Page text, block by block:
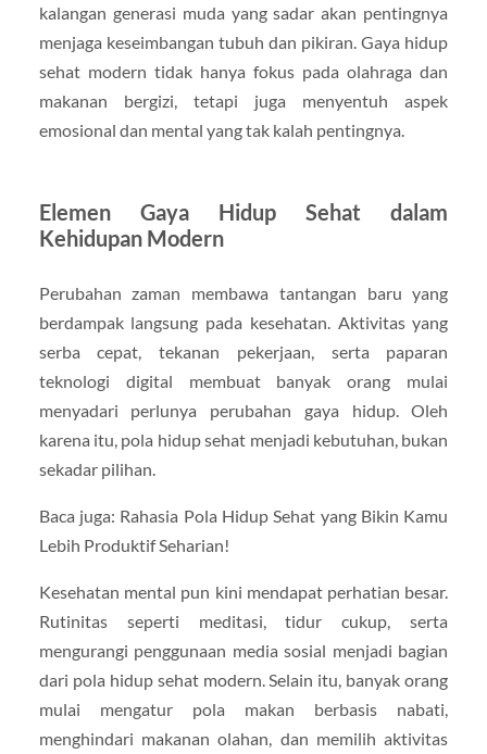
kalangan generasi muda yang sadar akan pentingnya
menjaga keseimbangan tubuh dan pikiran. Gaya hidup
sehat modern tidak hanya fokus pada olahraga dan
makanan bergizi, tetapi juga menyentuh aspek
emosional dan mental yang tak kalah pentingnya.
Elemen Gaya Hidup Sehat dalam
Kehidupan Modern
Perubahan zaman membawa tantangan baru yang
berdampak langsung pada kesehatan. Aktivitas yang
serba cepat, tekanan pekerjaan, serta paparan
teknologi digital membuat banyak orang mulai
menyadari perlunya perubahan gaya hidup. Oleh
karena itu, pola hidup sehat menjadi kebutuhan, bukan
sekadar pilihan.
Baca juga: Rahasia Pola Hidup Sehat yang Bikin Kamu
Lebih Produktif Seharian!
Kesehatan mental pun kini mendapat perhatian besar.
Rutinitas seperti meditasi, tidur cukup, serta
mengurangi penggunaan media sosial menjadi bagian
dari pola hidup sehat modern. Selain itu, banyak orang
mulai mengatur pola makan berbasis nabati,
menghindari makanan olahan, dan memilih aktivitas